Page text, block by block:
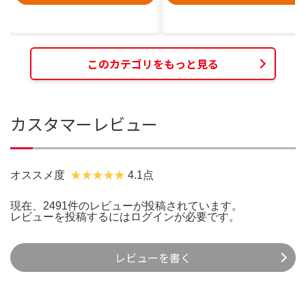
このカテゴリをもっと見る
カスタマーレビュー
オススメ度 4.1点
現在、2491件のレビューが投稿されています。
レビューを投稿するには ログインが必要です。
レビューを書く